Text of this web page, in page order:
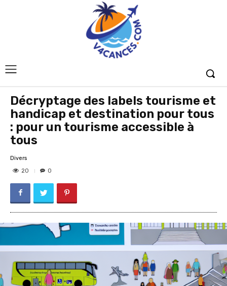
Décryptage des labels tourisme et
handicap et destination pour tous
: pour un tourisme accessible à
tous
Divers
20
0